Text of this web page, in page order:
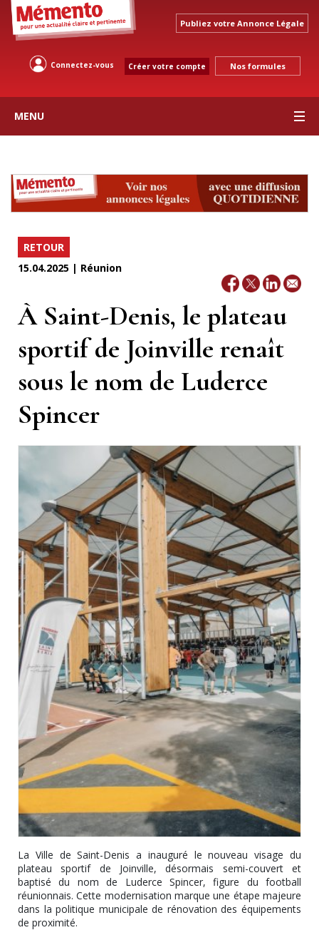
Publiez votre Annonce Légale
Connectez-vous Créer votre compte Nos formules
MENU
RETOUR
15.04.2025 | Réunion
À Saint-Denis, le plateau
sportif de Joinville renaît
sous le nom de Luderce
Spincer
La Ville de Saint-Denis a inauguré le nouveau visage du
plateau sportif de Joinville, désormais semi-couvert et
baptisé du nom de Luderce Spincer, figure du football
réunionnais. Cette modernisation marque une étape majeure
dans la politique municipale de rénovation des équipements
de proximité.